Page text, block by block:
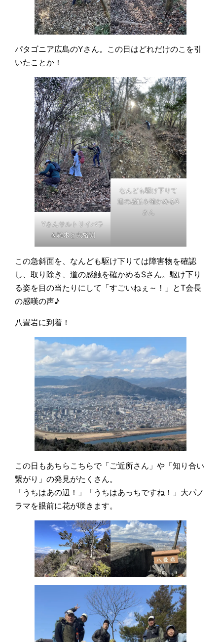
パタゴニア広島のYさん。この日はどれだけのこを引
いたことか！
Yさんサルトリイバラ
＆雑木と大格闘
なんども駆け下りて
道の感触を確かめるS
さん
この急斜面を、なんども駆け下りては障害物を確認
し、取り除き、道の感触を確かめるSさん。駆け下り
る姿を目の当たりにして「すごいねぇ～！」とT会長
の感嘆の声♪
八畳岩に到着！
この日もあちらこちらで「ご近所さん」や「知り合い
繋がり」の発見がたくさん。
「うちはあの辺！」「うちはあっちですね！」大パノ
ラマを眼前に花が咲きます。